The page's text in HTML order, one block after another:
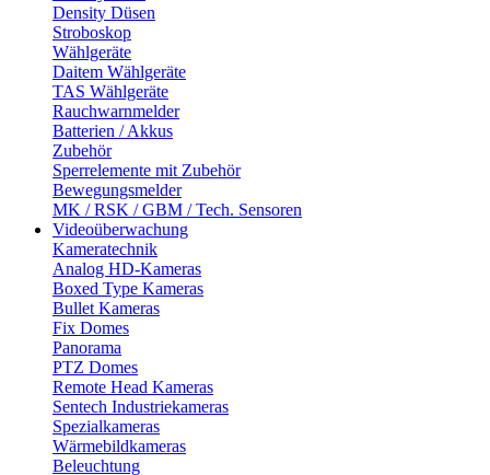
Density Düsen
Stroboskop
Wählgeräte
Daitem Wählgeräte
TAS Wählgeräte
Rauchwarnmelder
Batterien / Akkus
Zubehör
Sperrelemente mit Zubehör
Bewegungsmelder
MK / RSK / GBM / Tech. Sensoren
Videoüberwachung
Kameratechnik
Analog HD-Kameras
Boxed Type Kameras
Bullet Kameras
Fix Domes
Panorama
PTZ Domes
Remote Head Kameras
Sentech Industriekameras
Spezialkameras
Wärmebildkameras
Beleuchtung